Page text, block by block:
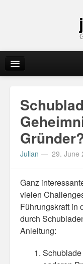
Info
Archive
Sitemap
Contact
Imprint
Topics
Julian — 29. June
Ganz
vielen
Führungskraft in
durch
Anleitung: